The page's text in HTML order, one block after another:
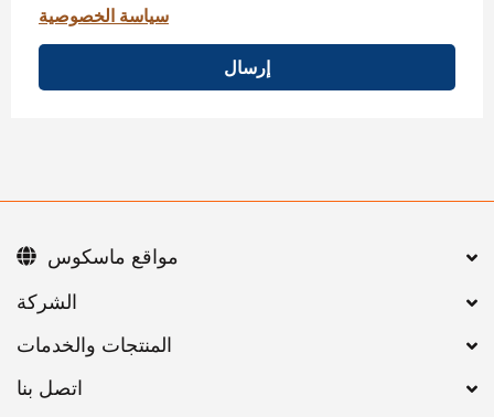
سياسة الخصوصية
إرسال
اتصل بنا
مواقع ماسكوس